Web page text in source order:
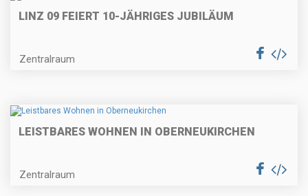
LINZ 09 FEIERT 10-JÄHRIGES JUBILÄUM
Zentralraum
LEISTBARES WOHNEN IN OBERNEUKIRCHEN
Zentralraum